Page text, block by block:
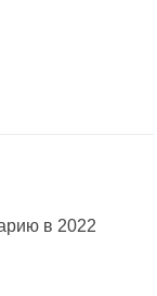
в 2022